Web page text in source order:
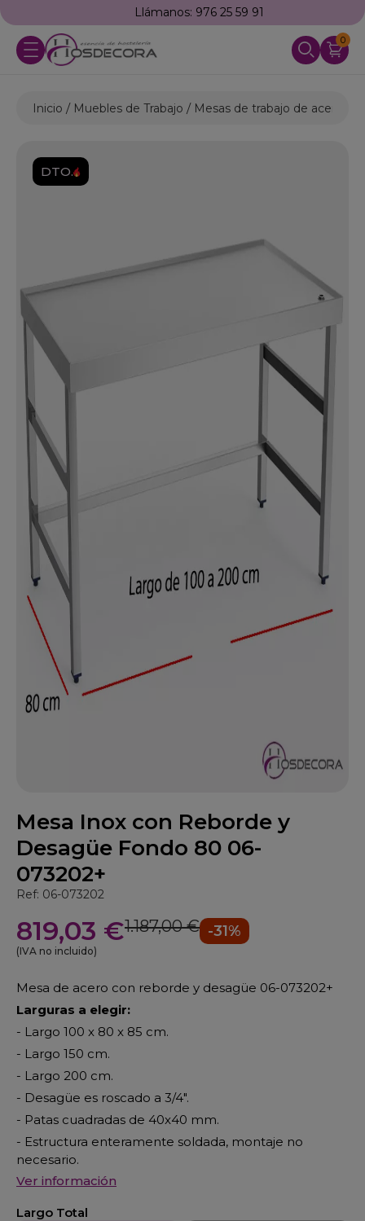
Llámanos: 976 25 59 91
0
Inicio Muebles de Trabajo Mesas de trabajo de acero
DTO.
Mesa Inox con Reborde y
Desagüe Fondo 80 06-
073202+
Ref: 06-073202
819,03 €1.187,00 € -31%
(IVA no incluido)
Mesa de acero con reborde y desagüe 06-073202+
Larguras a elegir:
- Largo 100 x 80 x 85 cm.
- Largo 150 cm.
- Largo 200 cm.
- Desagüe es roscado a 3/4".
- Patas cuadradas de 40x40 mm.
- Estructura enteramente soldada, montaje no
necesario.
Ver información
Largo Total